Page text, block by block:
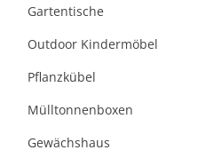
Gartentische
Outdoor Kindermöbel
Pflanzkübel
Mülltonnenboxen
Gewächshaus